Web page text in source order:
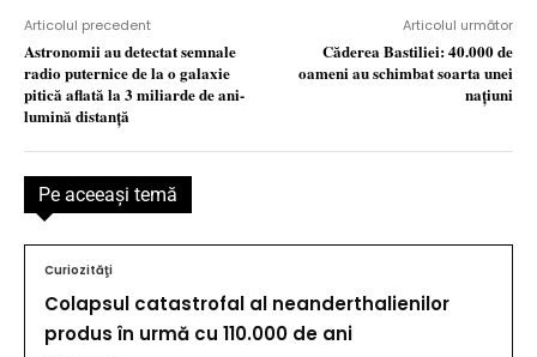
Articolul precedent
Astronomii au detectat semnale
radio puternice de la o galaxie
pitică aflată la 3 miliarde de ani-
lumină distanță
Articolul următor
Căderea Bastiliei: 40.000 de
oameni au schimbat soarta unei
naţiuni
Pe aceeaşi temă
Curiozităţi
Colapsul catastrofal al neanderthalienilor
produs în urmă cu 110.000 de ani